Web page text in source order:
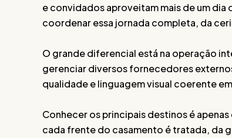
e convidados aproveitam mais de um dia
coordenar essa jornada completa, da
O grande diferencial está na operação
gerenciar diversos fornecedores
qualidade e linguagem visual coerente
Conhecer os principais destinos é
cada frente do casamento é tratada, da